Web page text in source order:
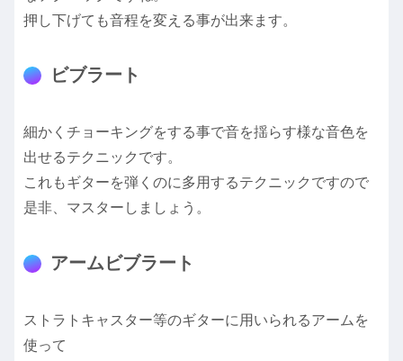
押し下げても音程を変える事が出来ます。
ビブラート
細かくチョーキングをする事で音を揺らす様な音色を
出せるテクニックです。
これもギターを弾くのに多用するテクニックですので
是非、マスターしましょう。
アームビブラート
ストラトキャスター等のギターに用いられるアームを
使って